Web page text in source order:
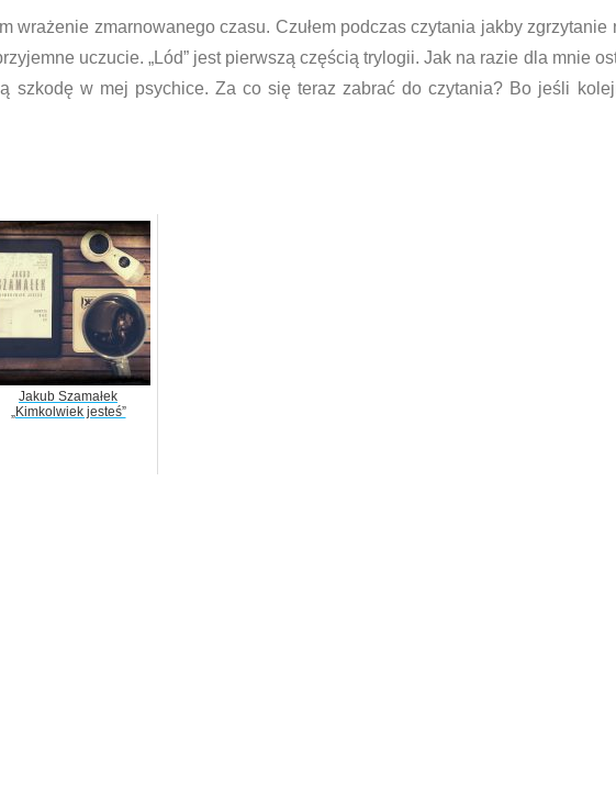
wrażenie zmarnowanego czasu. Czułem podczas czytania jakby
uczucie. „Lód” jest pierwszą częścią trylogii. Jak na razie dla mnie
szkodę w mej psychice. Za co się teraz zabrać do czytania? Bo jeśli
Jakub Szamałek
„Kimkolwiek jesteś”